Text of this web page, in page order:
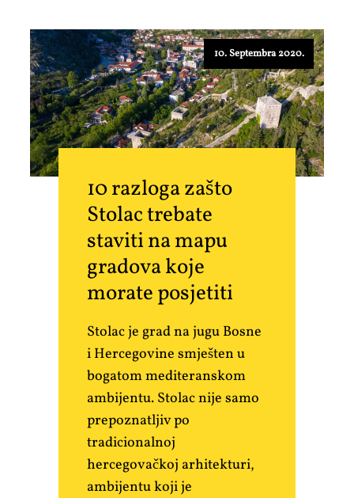
10. Septembra 2020.
10 razloga zašto
Stolac trebate
staviti na mapu
gradova koje
morate posjetiti
Stolac je grad na jugu Bosne
i Hercegovine smješten u
bogatom mediteranskom
ambijentu. Stolac nije samo
prepoznatljiv po
tradicionalnoj
hercegovačkoj arhitekturi,
ambijentu koji je